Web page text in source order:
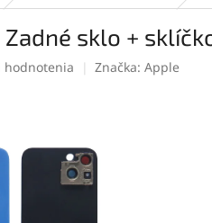
Zadné sklo +
hodnotenia Značka: Apple